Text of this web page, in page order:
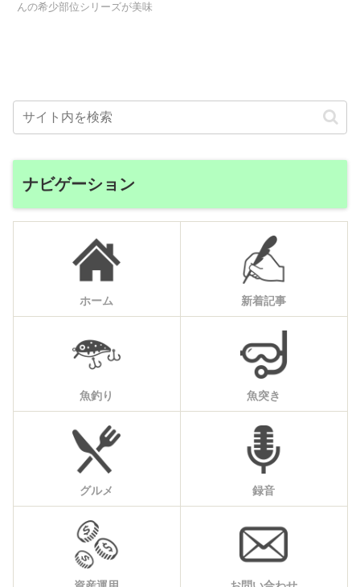
んの希少部位シリーズが美味
ナビゲーション
ホーム 新着記事
魚釣り 魚突き
グルメ 録音